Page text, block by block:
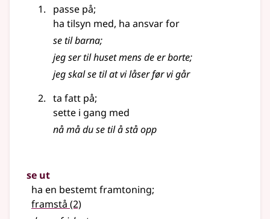
passe på;
ha tilsyn med, ha ansvar for
se til barna;
jeg ser til huset mens de er borte;
jeg skal se til at vi låser før vi går
ta fatt på;
sette i gang med
nå må du se til å stå opp
se ut
ha en bestemt framtoning;
framstå (2)